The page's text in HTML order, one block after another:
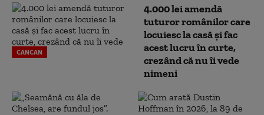
CANCAN
4.000 lei amendă
tuturor românilor care
locuiesc la casă și fac
acest lucru în curte,
crezând că nu îi vede
nimeni